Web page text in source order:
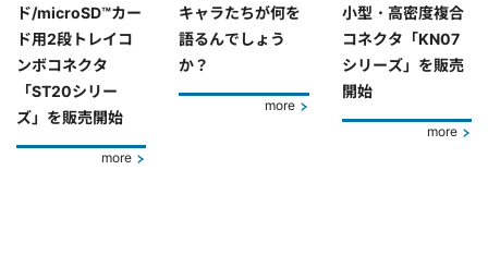
ド/microSD™カー
ド用2段トレイコ
ンボコネクタ
「ST20シリー
ズ」を販売開始
more
キャラたちが何を
語るんでしょう
か？
more
小型・高密度複合
コネクタ「KN07
シリーズ」を販売
開始
more